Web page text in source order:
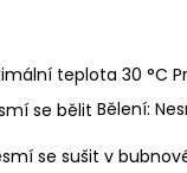
Bělení: